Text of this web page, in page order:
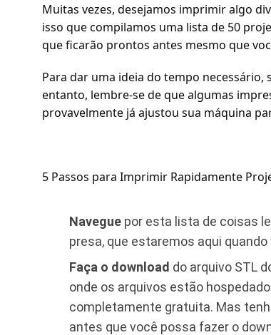
Muitas vezes, desejamos imprimir algo
isso que compilamos uma lista de 50
que ficarão prontos antes mesmo que
Para dar uma ideia do tempo
entanto, lembre-se de que algumas
provavelmente já ajustou sua máquina
5 Passos para Imprimir Rapidamente
Navegue por esta lista de coisas
presa, que estaremos aqui quando
Faça o download do arquivo STL
onde os arquivos estão
completamente gratuita. Mas
antes que você possa fazer o